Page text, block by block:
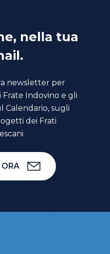
nella tua
newsletter per
Frate Indovino e gli
Calendario, sugli
dei Frati